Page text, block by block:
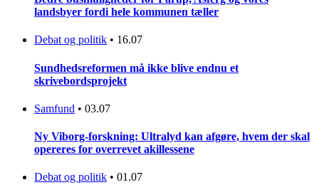
landsbyer fordi hele kommunen tæller
Debat og politik • 16.07
Sundhedsreformen må ikke blive endnu et
skrivebordsprojekt
Samfund • 03.07
Ny Viborg-forskning: Ultralyd kan afgøre, hvem der skal
opereres for overrevet akillessene
Debat og politik • 01.07